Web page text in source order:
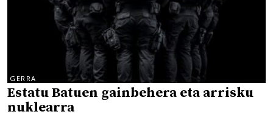
GERRA
Estatu Batuen gainbehera eta arrisku
nuklearra